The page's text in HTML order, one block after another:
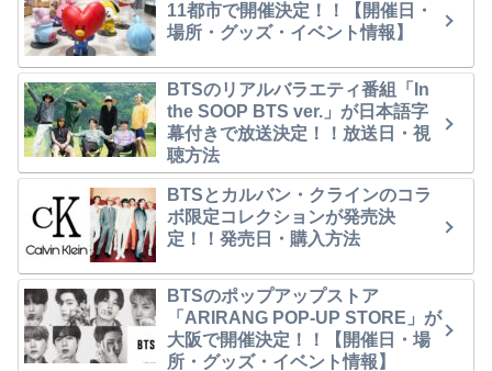
11都市で開催決定！！【開催日・
場所・グッズ・イベント情報】
BTSのリアルバラエティ番組「In
the SOOP BTS ver.」が日本語字
幕付きで放送決定！！放送日・視
聴方法
BTSとカルバン・クラインのコラ
ボ限定コレクションが発売決
定！！発売日・購入方法
BTSのポップアップストア
「ARIRANG POP-UP STORE」が
大阪で開催決定！！【開催日・場
所・グッズ・イベント情報】